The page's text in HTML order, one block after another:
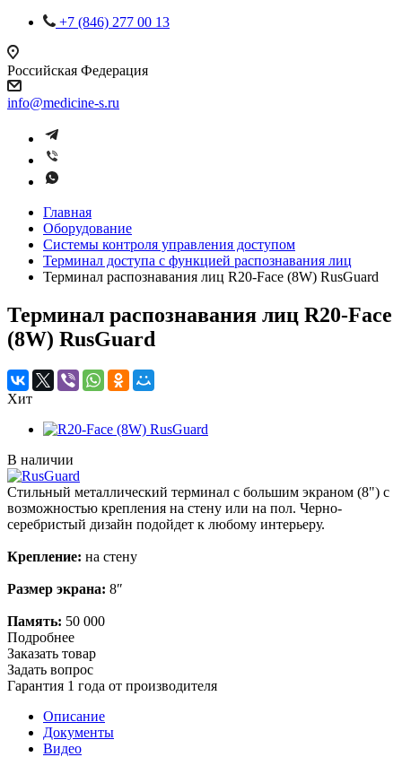
+7 (846) 277 00 13
Российская Федерация
info@medicine-s.ru
Главная
Оборудование
Системы контроля управления доступом
Терминал доступа с функцией распознавания лиц
Терминал распознавания лиц R20-Face (8W) RusGuard
Терминал распознавания лиц R20-Face
(8W) RusGuard
Хит
В наличии
Стильный металлический терминал с большим экраном (8") с
возможностью крепления на стену или на пол. Черно-
серебристый дизайн подойдет к любому интерьеру.
Крепление: на стену
Размер экрана: 8″
Память: 50 000
Подробнее
Заказать товар
Задать вопрос
Гарантия 1 года от производителя
Описание
Документы
Видео